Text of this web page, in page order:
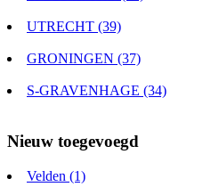
UTRECHT (39)
GRONINGEN (37)
S-GRAVENHAGE (34)
Nieuw toegevoegd
Velden (1)